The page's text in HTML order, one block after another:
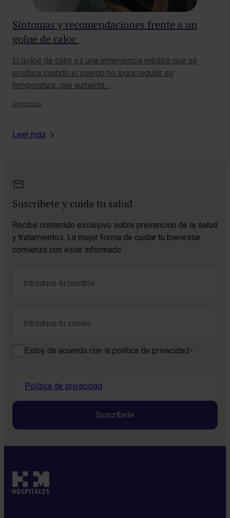
Síntomas y recomendaciones frente a un
golpe de calor
El golpe de calor es una emergencia médica que se
produce cuando el cuerpo no logra regular su
temperatura, que aumenta…
Urgencias
Leer más
Suscríbete y cuida tu salud
Recibe contenido exclusivo sobre prevención de la salud
y tratamientos. La mejor forma de cuidar tu bienestar
comienza con estar informado.
Consentimiento *
Estoy de acuerdo con la política de privacidad *
Política de privacidad